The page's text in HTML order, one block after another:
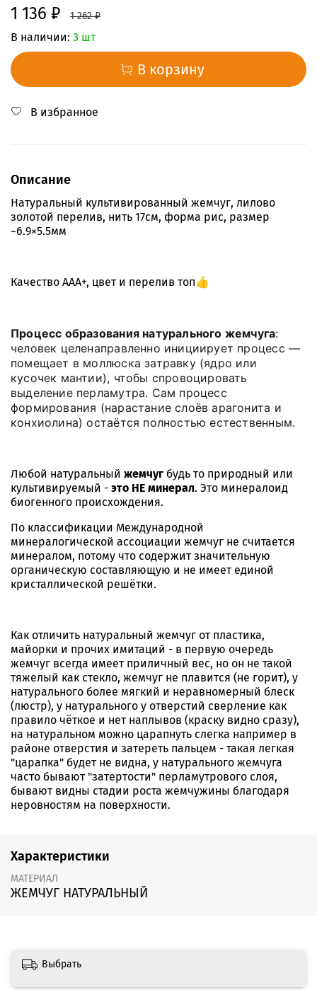
1 136 ₽ 1 262 ₽
В наличии: 3 шт
В корзину
В избранное
Описание
Натуральный культивированный жемчуг, лилово
золотой перелив, нить 17см, форма рис, размер
~6.9×5.5мм
Качество ААА+, цвет и перелив топ👍
Процесс образования натурального жемчуга:
человек целенаправленно инициирует процесс —
помещает в моллюска затравку (ядро или
кусочек мантии), чтобы спровоцировать
выделение перламутра. Сам процесс
формирования (нарастание слоёв арагонита и
конхиолина) остаётся полностью естественным.
Любой натуральный жемчуг будь то природный или
культивируемый - это НЕ минерал. Это минералоид
биогенного происхождения.
По классификации Международной
минералогической ассоциации жемчуг не считается
минералом, потому что содержит значительную
органическую составляющую и не имеет единой
кристаллической решётки.
Как отличить натуральный жемчуг от пластика,
майорки и прочих имитаций - в первую очередь
жемчуг всегда имеет приличный вес, но он не такой
тяжелый как стекло, жемчуг не плавится (не горит), у
натурального более мягкий и неравномерный блеск
(люстр), у натурального у отверстий сверление как
правило чёткое и нет наплывов (краску видно сразу),
на натуральном можно царапнуть слегка например в
районе отверстия и затереть пальцем - такая легкая
"царапка" будет не видна, у натурального жемчуга
часто бывают "затертости" перламутрового слоя,
бывают видны стадии роста жемчужины благодаря
неровностям на поверхности.
Характеристики
МАТЕРИАЛ
ЖЕМЧУГ НАТУРАЛЬНЫЙ
Выбрать